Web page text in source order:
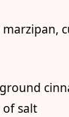
marzipan,
of salt